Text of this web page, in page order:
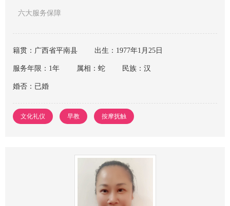
六大服务保障
籍贯：广西省平南县 出生：1977年1月25日
服务年限：1年 属相：蛇 民族：汉
婚否：已婚
文化礼仪 早教 按摩抚触